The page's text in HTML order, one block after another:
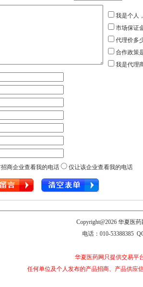
我是个人
市场保证
代理价多
合作政策
我是代理
商企业查看我的电话 仅让该企业查看我的电话
Copyright@2026 华夏医
电话：010-53388385
华夏医药网只提供交易平
任何单位及个人发布的产品招商、产品供应